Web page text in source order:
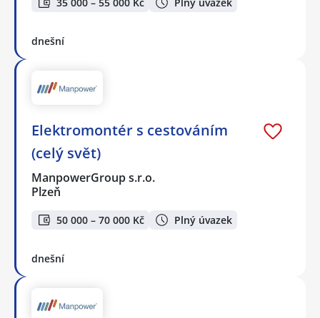
dnešní
Elektromontér s cestováním
(celý svět)
ManpowerGroup s.r.o.
Plzeň
50 000 – 70 000 Kč Plný úvazek
dnešní